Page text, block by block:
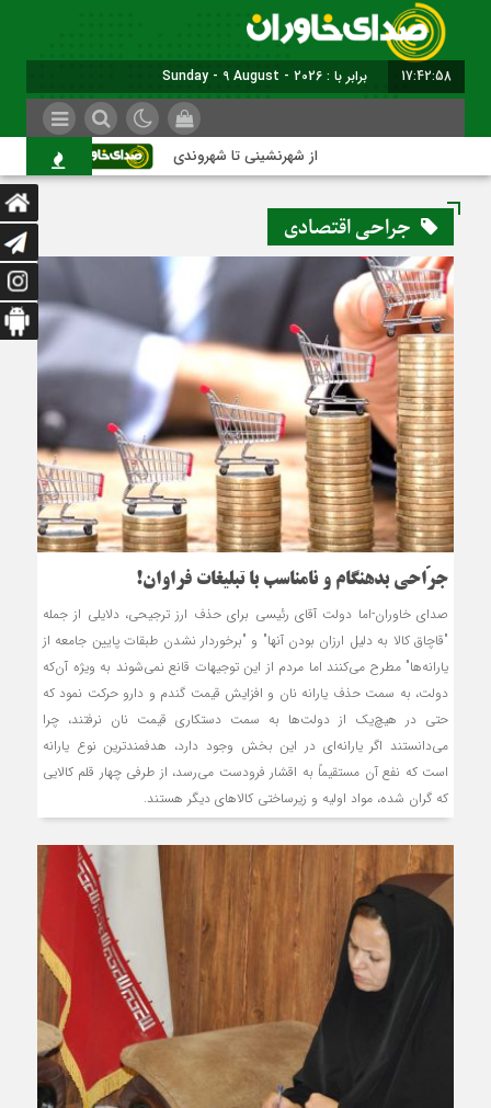
17:42:59 برابر با : Sunday - 9 August - 2026
از شهرنشینی تا شهروندی اصناف در
جراحی اقتصادی
جرّاحی بدهنگام و نامناسب با تبلیغات فراوان!
صدای خاوران-اما دولت آقای رئیسی برای حذف ارز ترجیحی، دلایلی از جمله
"قاچاق کالا به دلیل ارزان بودن آنها" و "برخوردار نشدن طبقات پایین جامعه از
یارانه‌ها" مطرح می‌کنند اما مردم از این توجیهات قانع نمي‌شوند به ویژه آن‌که
دولت، به سمت حذف يارانه نان و افزايش قيمت گندم و دارو حرکت نمود که
حتي در هيچ‌يك از دولت‌ها به سمت دستكاري قيمت نان نرفتند، چرا
مي‌دانستند اگر يارانه‌اي در اين بخش وجود دارد، هدفمندترين نوع يارانه
است كه نفع آن مستقيماً به اقشار فرودست مي‌رسد، از طرفی چهار قلم کالایی
که گران شده، مواد اولیه و زیرساختی کالاهای دیگر هستند.